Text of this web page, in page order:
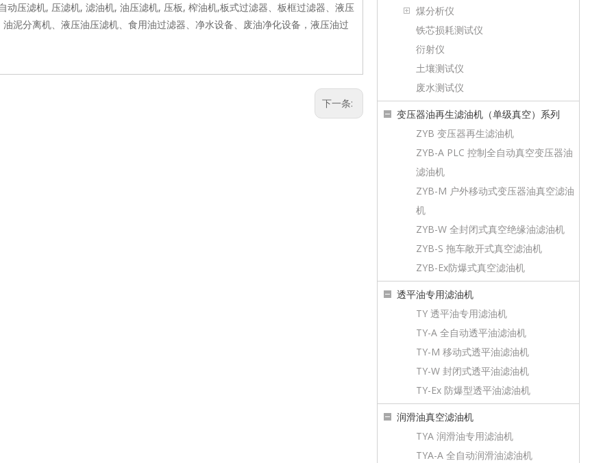
压滤机, 压滤机, 滤油机, 油压滤机, 压板, 榨油机,板式过滤器、板框过滤器、液压
泥分离机、液压油压滤机、食用油过滤器、净水设备、废油净化设备，液压油过
下一条:
煤分析仪
铁芯损耗测试仪
衍射仪
土壤测试仪
废水测试仪
变压器油再生滤油机（单级真空）系列
ZYB 变压器再生滤油机
ZYB-A PLC 控制全自动真空变压器油
滤油机
ZYB-M 户外移动式变压器油真空滤油
机
ZYB-W 全封闭式真空绝缘油滤油机
ZYB-S 拖车敞开式真空滤油机
ZYB-Ex防爆式真空滤油机
透平油专用滤油机
TY 透平油专用滤油机
TY-A 全自动透平油滤油机
TY-M 移动式透平油滤油机
TY-W 封闭式透平油滤油机
TY-Ex 防爆型透平油滤油机
润滑油真空滤油机
TYA 润滑油专用滤油机
TYA-A 全自动润滑油滤油机